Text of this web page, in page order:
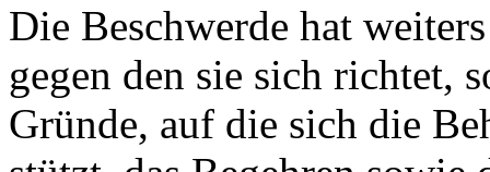
Die Beschwerde hat
gegen den sie sich richtet,
Gründe, auf die sich die